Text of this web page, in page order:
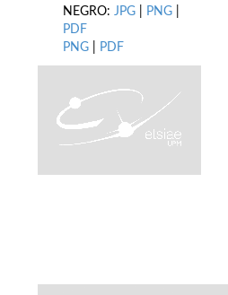
NEGRO: JPG PNG
PDF
PNG
PDF